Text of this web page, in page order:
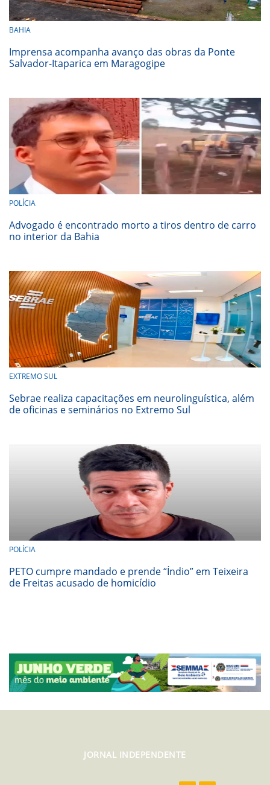
BAHIA
Imprensa acompanha avanço das obras da Ponte
Salvador-Itaparica em Maragogipe
POLÍCIA
Advogado é encontrado morto a tiros dentro de carro
no interior da Bahia
EXTREMO SUL
Sebrae realiza capacitações em neurolinguística, além
de oficinas e seminários no Extremo Sul
POLÍCIA
PETO cumpre mandado e prende “Índio” em Teixeira
de Freitas acusado de homicídio
JORNAL INDEPENDENTE